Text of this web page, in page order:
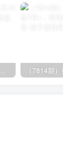
5000+，从0到1赚收益教程